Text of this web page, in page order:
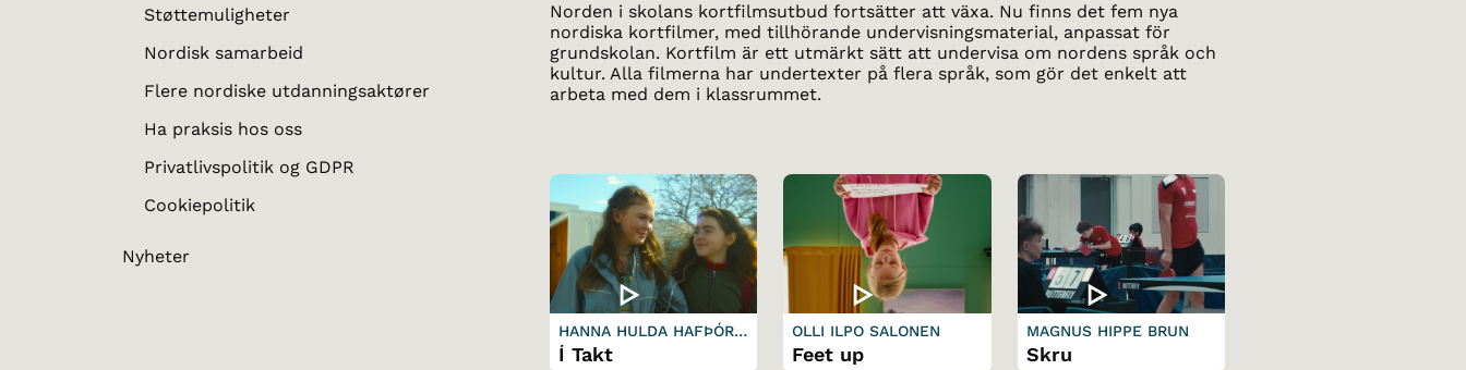
Støttemuligheter
Nordisk samarbeid
Flere nordiske utdanningsaktører
Ha praksis hos oss
Privatlivspolitik og GDPR
Cookiepolitik
Nyheter
Norden i skolans kortfilmsutbud fortsätter att växa. Nu finns det fem nya
nordiska kortfilmer, med tillhörande undervisningsmaterial, anpassat för
grundskolan. Kortfilm är ett utmärkt sätt att undervisa om nordens språk och
kultur. Alla filmerna har undertexter på flera språk, som gör det enkelt att
arbeta med dem i klassrummet.
HANNA HULDA HAFÞÓRS
DÓTTIR
Í Takt
OLLI ILPO SALONEN
Feet up
MAGNUS HIPPE BRUN
Skru